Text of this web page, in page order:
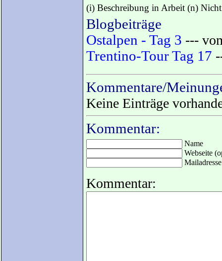
(i) Beschreibung in Arbeit (n)
Blogbeiträge
Ostalpen - Tag 3 ---
Trentino-Tour Tag 17
Kommentare/
Keine Einträge
Kommentar:
Name
Webseite
Kommentar: